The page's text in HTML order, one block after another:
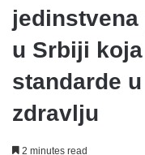
u Srbiji
standarde
zdravlju
2 minutes read